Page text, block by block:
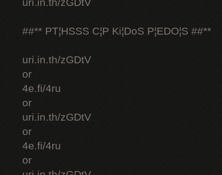
uri.in.th/zGDtV
##** PT¦HSSS C¦P Ki¦DoS P¦EDO¦S ##**
uri.in.th/zGDtV
or
4e.fi/4ru
or
uri.in.th/zGDtV
or
4e.fi/4ru
or